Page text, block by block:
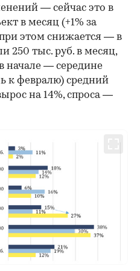
— сейчас это в
в месяц (+1% за
этом снижается — в
250 тыс. руб. в месяц,
начале — середине
к февралю) средний
на 14%, спроса —